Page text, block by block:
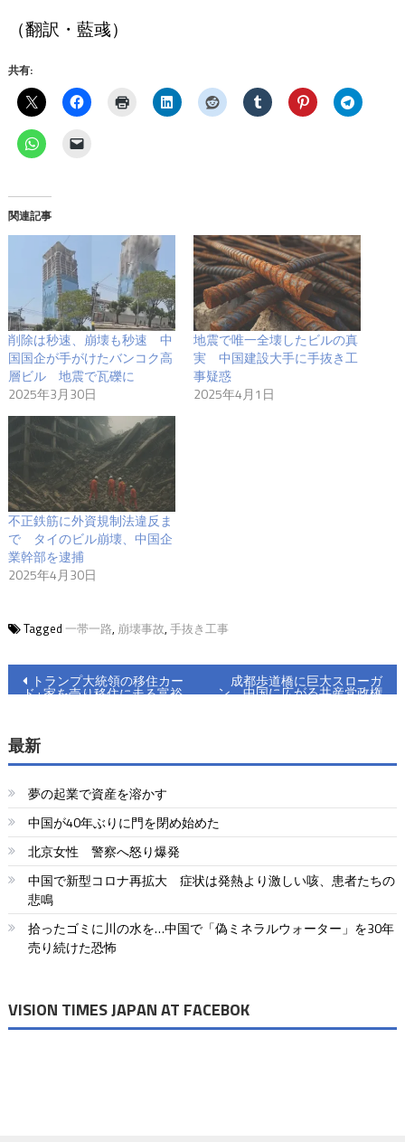
（翻訳・藍彧）
共有:
関連記事
削除は秒速、崩壊も秒速 中
国国企が手がけたバンコク高
層ビル 地震で瓦礫に
2025年3月30日
地震で唯一全壊したビルの真
実 中国建設大手に手抜き工
事疑惑
2025年4月1日
不正鉄筋に外資規制法違反ま
で タイのビル崩壊、中国企
業幹部を逮捕
2025年4月30日
Tagged 一帯一路, 崩壊事故, 手抜き工事
投
ナ
ビ
ゲ
ー
シ
ョ
ン
トランプ大統領の移住カー
ド : 家を売り移住に走る富裕
成都歩道橋に巨大スローガ
ン 中国に広がる共産党政権
最新
夢の起業で資産を溶かす
中国が40年ぶりに門を閉め始めた
北京女性 警察へ怒り爆発
中国で新型コロナ再拡大 症状は発熱より激しい咳、患者たちの
悲鳴
拾ったゴミに川の水を…中国で「偽ミネラルウォーター」を30年
売り続けた恐怖
VISION TIMES JAPAN AT FACEBOK